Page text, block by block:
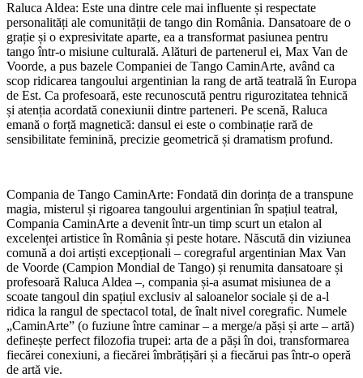
Raluca Aldea: Este una dintre cele mai influente și respectate
personalități ale comunității de tango din România. Dansatoare de o
grație și o expresivitate aparte, ea a transformat pasiunea pentru
tango într-o misiune culturală. Alături de partenerul ei, Max Van de
Voorde, a pus bazele Companiei de Tango CaminArte, având ca
scop ridicarea tangoului argentinian la rang de artă teatrală în Europa
de Est. Ca profesoară, este recunoscută pentru rigurozitatea tehnică
și atenția acordată conexiunii dintre parteneri. Pe scenă, Raluca
emană o forță magnetică: dansul ei este o combinație rară de
sensibilitate feminină, precizie geometrică și dramatism profund.
Compania de Tango CaminArte: Fondată din dorința de a transpune
magia, misterul și rigoarea tangoului argentinian în spațiul teatral,
Compania CaminArte a devenit într-un timp scurt un etalon al
excelenței artistice în România și peste hotare. Născută din viziunea
comună a doi artiști excepționali – coregraful argentinian Max Van
de Voorde (Campion Mondial de Tango) și renumita dansatoare și
profesoară Raluca Aldea –, compania și-a asumat misiunea de a
scoate tangoul din spațiul exclusiv al saloanelor sociale și de a-l
ridica la rangul de spectacol total, de înalt nivel coregrafic. Numele
„CaminArte” (o fuziune între caminar – a merge/a păși și arte – artă)
definește perfect filozofia trupei: arta de a păși în doi, transformarea
fiecărei conexiuni, a fiecărei îmbrățișări și a fiecărui pas într-o operă
de artă vie.